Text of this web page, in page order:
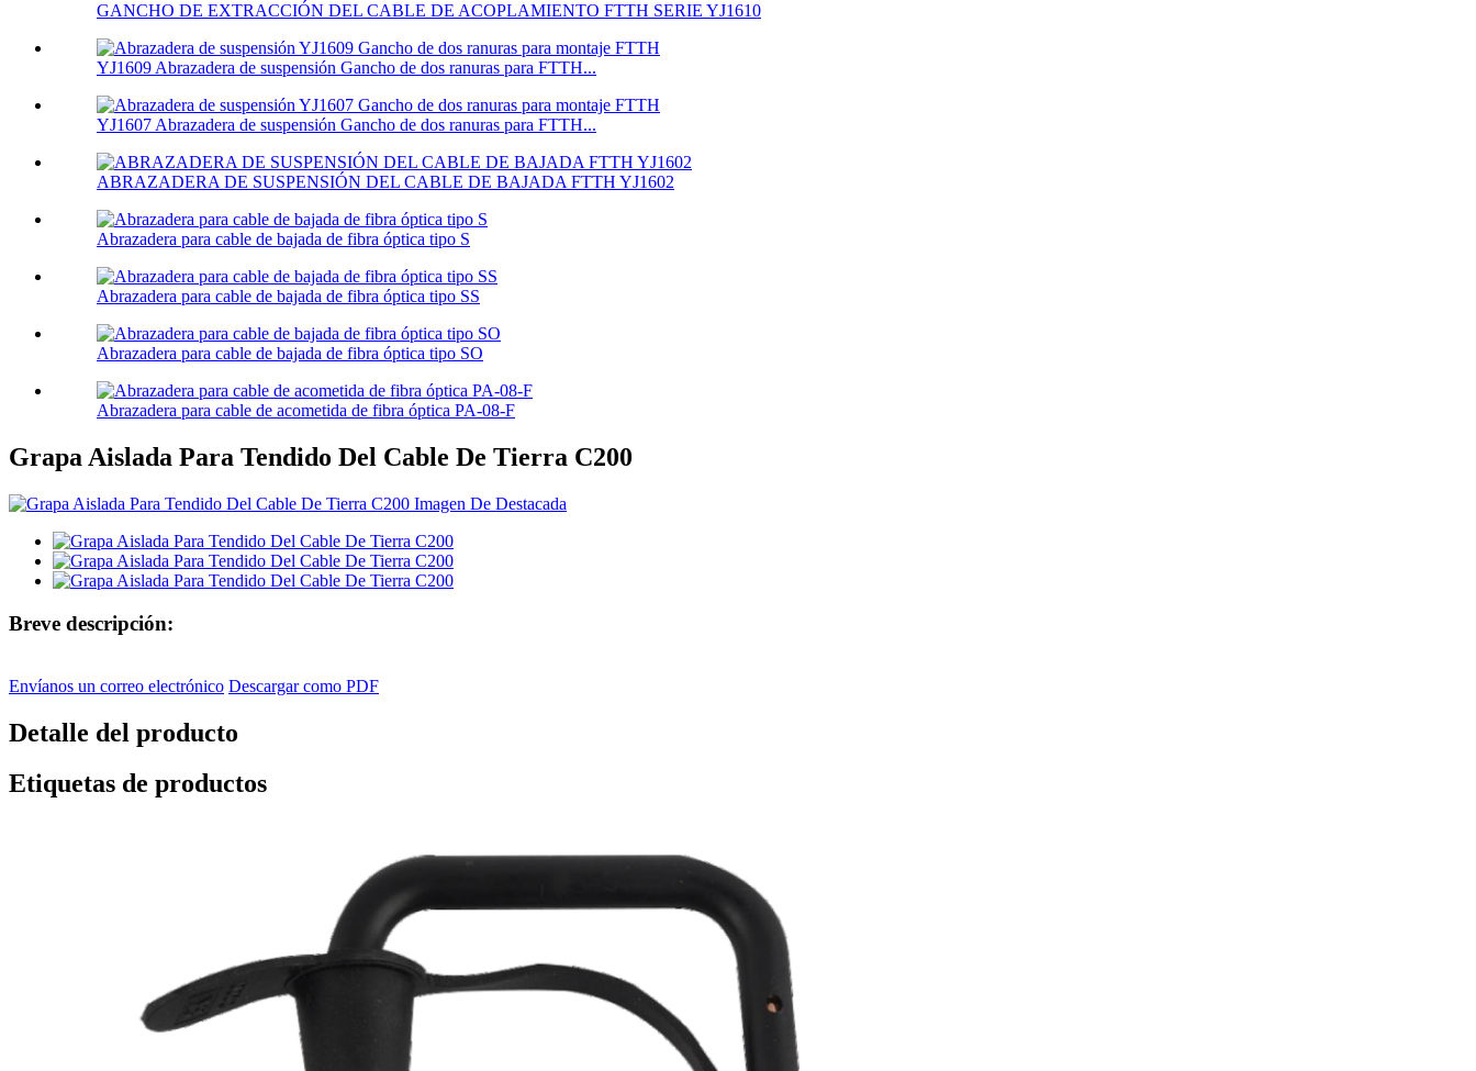
GANCHO DE EXTRACCIÓN DEL CABLE DE ACOPLAMIENTO FTTH SERIE YJ1610
YJ1609 Abrazadera de suspensión Gancho de dos ranuras para FTTH...
YJ1607 Abrazadera de suspensión Gancho de dos ranuras para FTTH...
ABRAZADERA DE SUSPENSIÓN DEL CABLE DE BAJADA FTTH YJ1602
Abrazadera para cable de bajada de fibra óptica tipo S
Abrazadera para cable de bajada de fibra óptica tipo SS
Abrazadera para cable de bajada de fibra óptica tipo SO
Abrazadera para cable de acometida de fibra óptica PA-08-F
Grapa Aislada Para Tendido Del Cable De Tierra C200
Breve descripción:
Envíanos un correo electrónico Descargar como PDF
Detalle del producto
Etiquetas de productos